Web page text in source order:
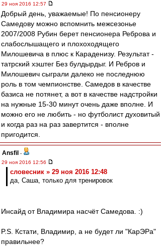
29 ноя 2016 12:57
Добрый день, уважаемые! По пенсионеру
Самедову можно вспомнить межсезонье
2007/2008 Рубин берет пенсионера Реброва и
слабослышащего и плохоходящего
Милошевича в плюс к Караденизу. Результат -
татрский хэштег Без булдырдыг. И Ребров и
Милошевич сыграли далеко не последнюю
роль в том чемпионстве. Самедов в качестве
базиса не потянет, а вот в качестве надстройки
на нужные 15-30 минут очень даже вполне. И
можно его не любить - но футболист духовитый
и когда раз на раз завертится - вполне
пригодится.
Ansfil -
29 ноя 2016 12:56
словесник » 29 ноя 2016 12:48
да, Саша, только для тренировок
Инсайд от Владимира насчёт Самедова. :)
P.S. Кстати, Владимир, а не будет ли "КарЭРа"
правильнее?